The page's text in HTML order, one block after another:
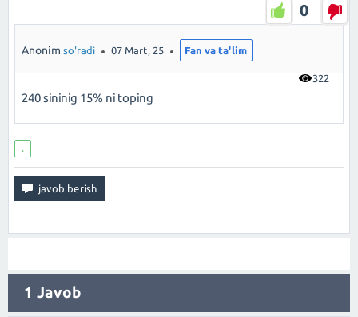
0
322
Anonim so'radi 07 Mart, 25 Fan va ta'lim
240 sininig 15% ni toping
.
1 Javob